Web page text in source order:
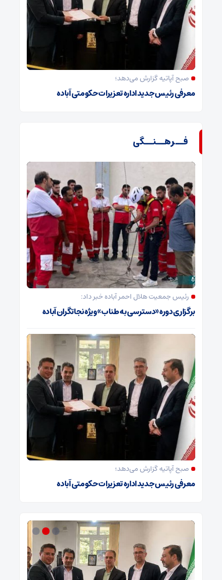
صبح آپاتیه گزارش می‌دهد؛
معرفی رئیس جدید اداره تعزیرات حکومتی آباده
فــرهــنــگی
رئیس جمعیت هلال احمر آباده خبر داد:
برگزاری دوره «دسترسی به طناب» ویژه نجاتگران آباده
صبح آپاتیه گزارش می‌دهد؛
معرفی رئیس جدید اداره تعزیرات حکومتی آباده